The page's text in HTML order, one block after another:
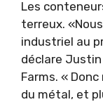
Les
terreux.
industriel au
déclare
Farms. «
du métal, et